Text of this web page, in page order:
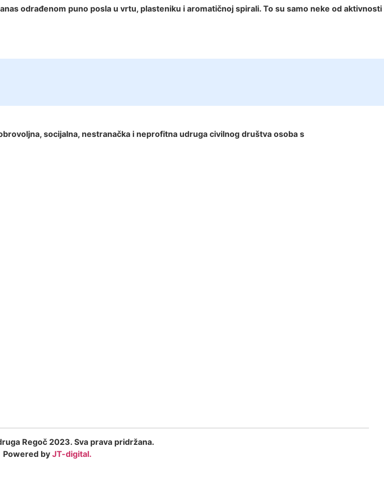
odrađenom puno posla u vrtu, plasteniku i aromatičnoj spirali. To su samo neke od aktivnosti
socijalna, nestranačka i neprofitna udruga civilnog društva osoba s
Regoč 2023. Sva prava pridržana.
Powered by JT-digital.